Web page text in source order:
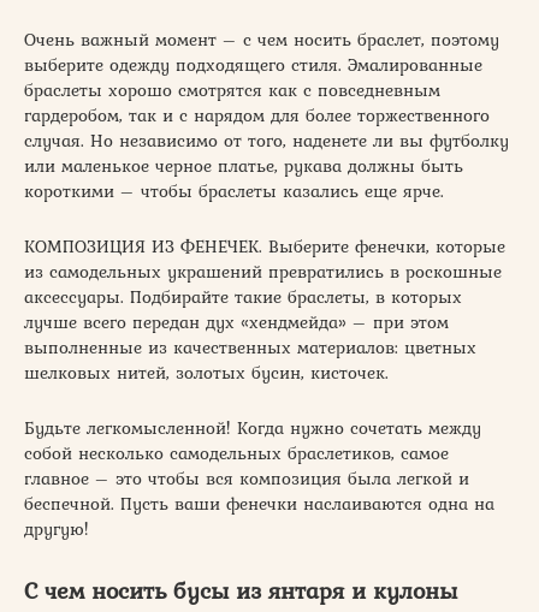
Очень важный момент – с чем носить браслет, поэтому
выберите одежду подходящего стиля. Эмалированные
браслеты хорошо смотрятся как с повседневным
гардеробом, так и с нарядом для более торжественного
случая. Но независимо от того, наденете ли вы футболку
или маленькое черное платье, рукава должны быть
короткими – чтобы браслеты казались еще ярче.
КОМПОЗИЦИЯ ИЗ ФЕНЕЧЕК. Выберите фенечки, которые
из самодельных украшений превратились в роскошные
аксессуары. Подбирайте такие браслеты, в которых
лучше всего передан дух «хендмейда» – при этом
выполненные из качественных материалов: цветных
шелковых нитей, золотых бусин, кисточек.
Будьте легкомысленной! Когда нужно сочетать между
собой несколько самодельных браслетиков, самое
главное – это чтобы вся композиция была легкой и
беспечной. Пусть ваши фенечки наслаиваются одна на
другую!
С чем носить бусы из янтаря и кулоны